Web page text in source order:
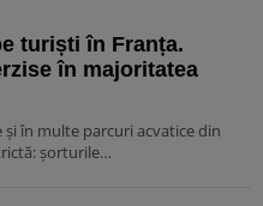
turiști în Franța.
în majoritatea
în multe parcuri acvatice din
șorturile…